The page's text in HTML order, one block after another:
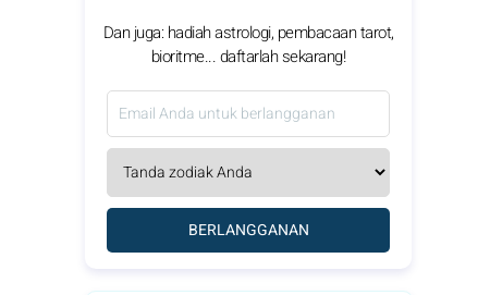
Dan juga: hadiah astrologi, pembacaan tarot,
bioritme... daftarlah sekarang!
BERLANGGANAN